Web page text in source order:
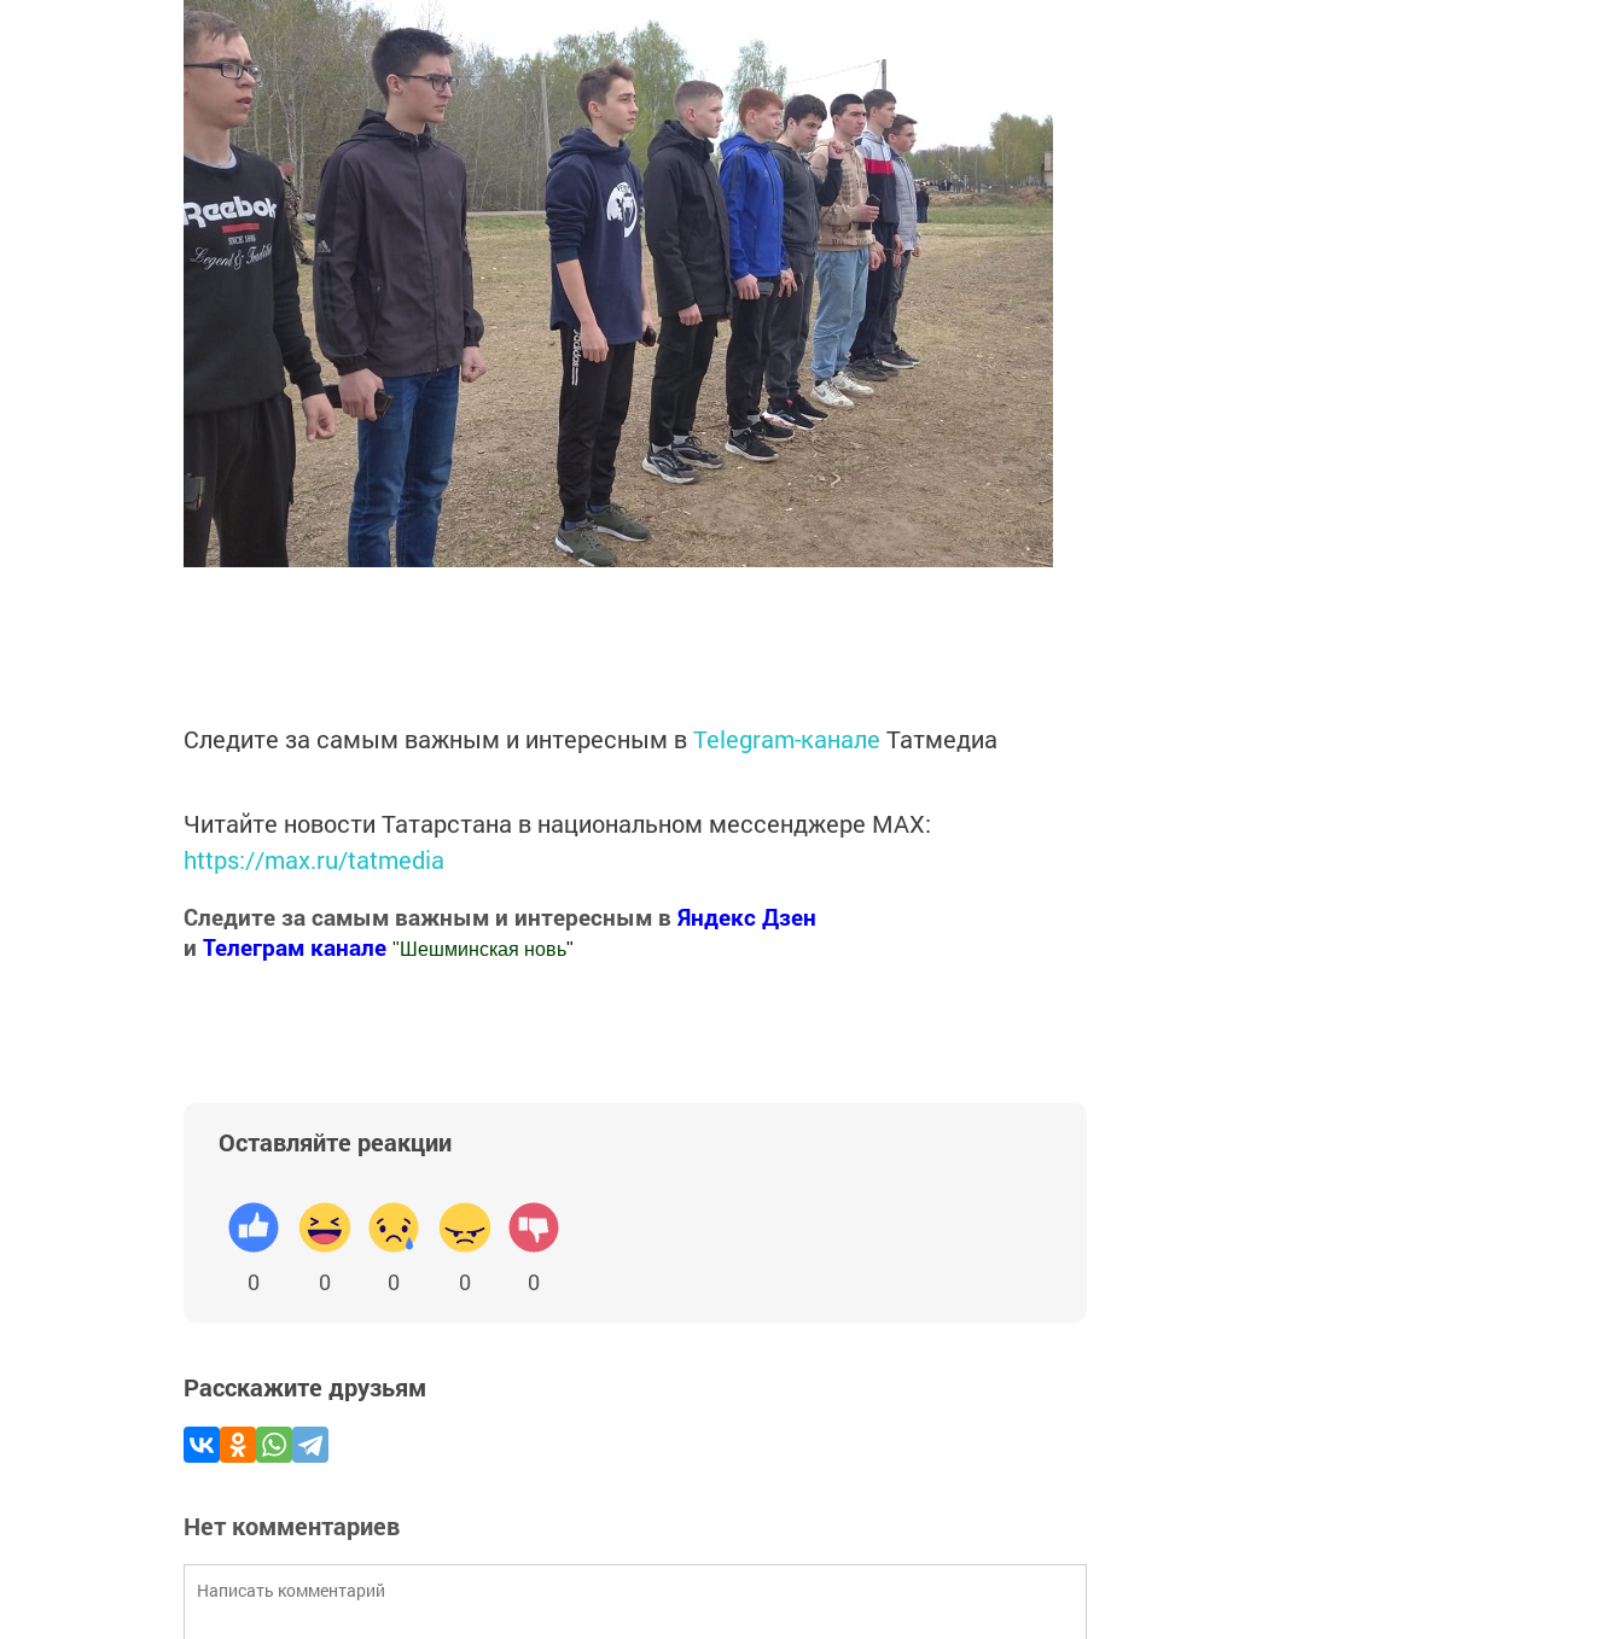
Следите за самым важным и интересным вTelegram-канале Татмедиа
Читайте новости Татарстана в национальном мессенджере MАХ:
https://max.ru/tatmedia
Следите за самым важным и интересным в Яндекс Дзен
и Телеграм канале " Шешминская новь"
Оставляйте реакции
0 0 0 0 0
Расскажите друзьям
Нет комментариев